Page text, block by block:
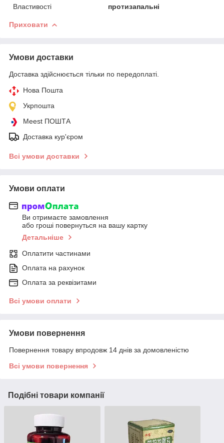
Властивості протизапальні
Приховати
Умови доставки
Доставка здійснюється тільки по передоплаті.
Нова Пошта
Укрпошта
Meest ПОШТА
Доставка кур'єром
Всі умови доставки
Умови оплати
Ви отримаєте замовлення
або гроші повернуться на вашу картку
Детальніше
Оплатити частинами
Оплата на рахунок
Оплата за реквізитами
Всі умови оплати
Умови повернення
Повернення товару впродовж 14 днів за домовленістю
Всі умови повернення
Подібні товари компанії